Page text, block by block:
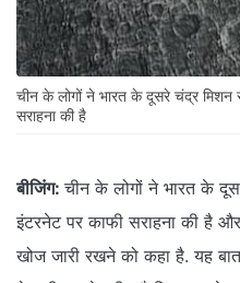
चीन के लोगों ने भारत के दूसरे चंद्र मिशन
सराहना की है
बीजिंग: चीन के लोगों ने भारत के
इंटरनेट पर काफी सराहना की है
खोज जारी रखने को कहा है. यह